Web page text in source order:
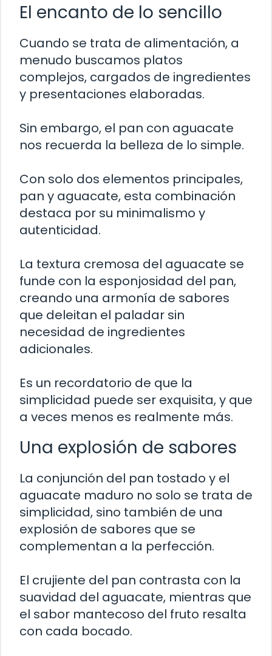
El encanto de lo sencillo
Cuando se trata de alimentación, a
menudo buscamos platos
complejos, cargados de ingredientes
y presentaciones elaboradas.
Sin embargo, el pan con aguacate
nos recuerda la belleza de lo simple.
Con solo dos elementos principales,
pan y aguacate, esta combinación
destaca por su minimalismo y
autenticidad.
La textura cremosa del aguacate se
funde con la esponjosidad del pan,
creando una armonía de sabores
que deleitan el paladar sin
necesidad de ingredientes
adicionales.
Es un recordatorio de que la
simplicidad puede ser exquisita, y que
a veces menos es realmente más.
Una explosión de sabores
La conjunción del pan tostado y el
aguacate maduro no solo se trata de
simplicidad, sino también de una
explosión de sabores que se
complementan a la perfección.
El crujiente del pan contrasta con la
suavidad del aguacate, mientras que
el sabor mantecoso del fruto resalta
con cada bocado.